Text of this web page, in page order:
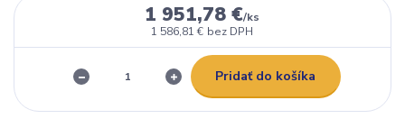
1 951,78 €/ks
1 586,81 € bez DPH
Pridať do košíka